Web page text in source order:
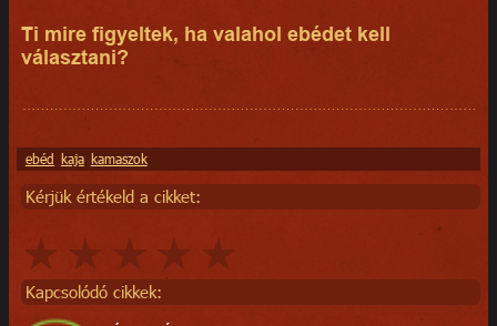
Ti mire figyeltek, ha valahol ebédet kell
választani?
ebéd kaja kamaszok
Kérjük értékeld a cikket:
Kapcsolódó cikkek: